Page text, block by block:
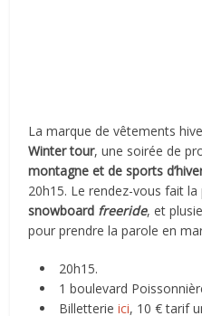
La marque de vêtements
Winter tour, une soirée de
montagne et de sports
20h15. Le rendez-vous fait la
snowboard freeride, et
pour prendre la parole en
20h15.
1 boulevard
Billetterieici, 10 € tarif